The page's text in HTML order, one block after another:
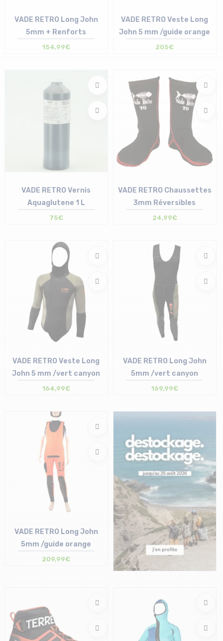
VADE RETRO Long John
5mm + Renforts
154,99€
2 | 4
VADE RETRO Veste Long
John 5 mm /guide orange
205€
T.U
VADE RETRO Vernis
Aquaglutene 1 L
75€
45/46
VADE RETRO Chaussettes
3mm Réversibles
24,99€
2
VADE RETRO Veste Long
John 5 mm /vert canyon
164,99€
VADE RETRO Long John
5mm /vert canyon
169,99€
VADE RETRO Long John
5mm /guide orange
209,99€